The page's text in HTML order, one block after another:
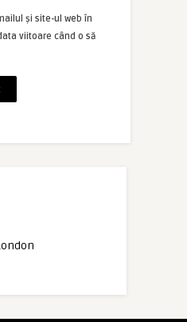
și site-ul web în
viitoare când o să